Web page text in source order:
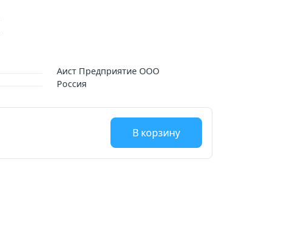
Аист Предприятие ООО
Россия
В корзину